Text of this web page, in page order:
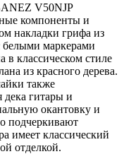
V50NJP
компоненты и
накладки грифа из
белыми маркерами
классическом стиле
из красного дерева.
также
дека гитары и
окантовку и
подчеркивают
имеет классический
отделкой.